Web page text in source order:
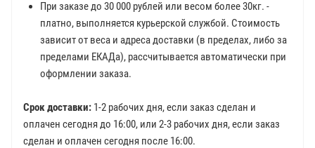
При заказе до 30 000 рублей или весом более 30кг. -
платно, выполняется курьерской службой. Стоимость
зависит от веса и адреса доставки (в пределах, либо за
пределами ЕКАДа), рассчитывается автоматически при
оформлении заказа.
Срок доставки: 1-2 рабочих дня, если заказ сделан и
оплачен сегодня до 16:00, или 2-3 рабочих дня, если заказ
сделан и оплачен сегодня после 16:00.